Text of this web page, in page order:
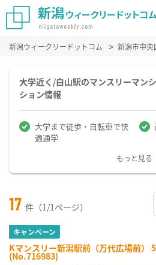
新潟ウィークリードットコム 新潟市中央
大学近く/白山駅のマンスリーマン
ション情報
大学まで徒歩・自転車で快
適通学
もっと見る
17 件（1/1ページ）
キャンペーン
Kマンスリー新潟駅前（万代広場前）
(No.716983)